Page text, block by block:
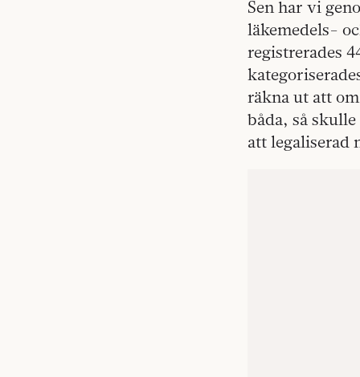
Sen har vi
läkemedels-
registrerades
räkna ut att
båda, så
att legaliserad